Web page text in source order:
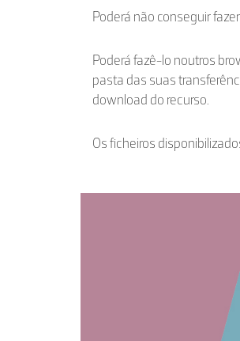
Poderá não conseguir
Poderá fazê-lo noutros
pasta das suas
download do recurso.
Os ficheiros